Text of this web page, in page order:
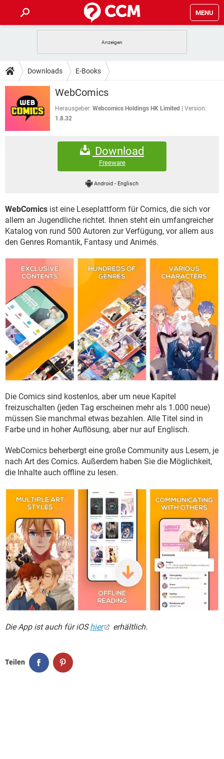
MENU
ANDROID
WHATSAPP TIKTOK
TIPPS & TRICKS
SPIELE
ANDROID
WINDOWS 10
HARDWARE
SPIELE STREAMING
INSTAGRAM
TIKTOK
FORUM
IOS
INSTAGRAM
TIKTOK
STREAMING
WHATSAPP TIKTOK
FACEBOOK HARDWARE
Downloads E-Books
WebComics
Herausgeber: Webcomics Holdings HK Limited
Version:
1.8.32
Download
Freeware
Android- Englisch
WebComics ist eine Leseplattform für Comics, die sich vor
allem an Jugendliche richtet. Ihnen steht ein umfangreicher
Katalog von rund 500 Autoren zur Verfügung, vor allem aus
den Genres Romantik, Fantasy und Animés.
Die Comics sind kostenlos, aber um neue Kapitel
freizuschalten (jeden Tag erscheinen mehr als 1.000 neue)
müssen Sie manchmal etwas bezahlen. Alle Titel sind in
Farbe und in hoher Auflösung, aber nur auf Englisch.
WebComics beherbergt eine große Community aus Lesern, je
nach Art des Comics. Außerdem haben Sie die Möglichkeit,
die Inhalte auch offline zu lesen.
Die App ist auch für iOShier erhältlich.
Teilen